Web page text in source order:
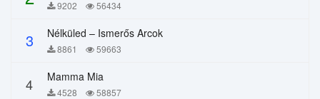
9202 56434
3 Nélküled – Ismerős Arcok
8861 59663
4 Mamma Mia
4528 58857